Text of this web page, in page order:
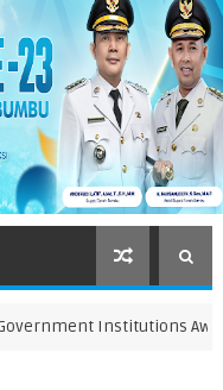
Institutions Award
Tanah Bumbu